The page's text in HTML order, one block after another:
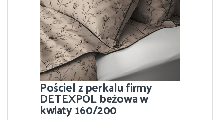
Pościel z perkalu firmy
DETEXPOL beżowa w
kwiaty 160/200